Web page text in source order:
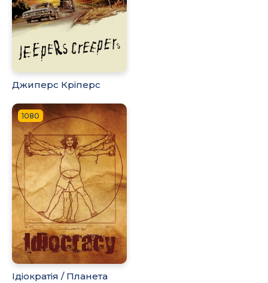
Джиперс Кріперс
1080
Ідіократія / Планета